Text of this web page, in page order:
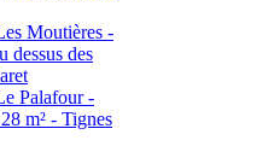
Moutières -
dessus des
Palafour -
m² - Tignes